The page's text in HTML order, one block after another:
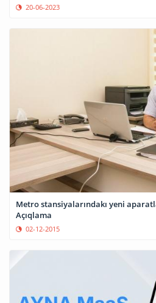
20-06-2023
Metro stansiyalarındakı yeni
Açıqlama
02-12-2015